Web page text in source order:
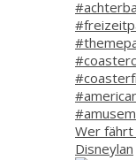
Wer fährt
Disneylan